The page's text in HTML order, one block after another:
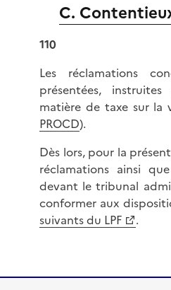
C.
110
Les réclamations
présentées,
matière de taxe sur la
PROCD).
Dès lors, pour la
réclamations ainsi
devant le tribunal
conformer aux
suivants du LPF
.